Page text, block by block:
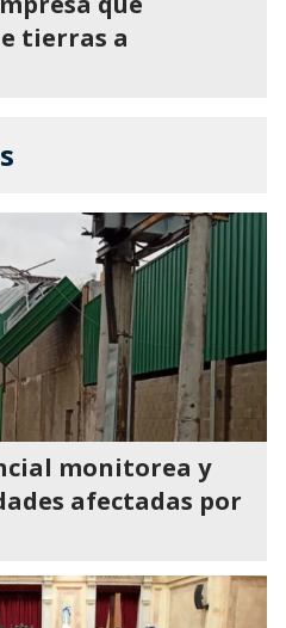
tierras a
monitorea y
afectadas por